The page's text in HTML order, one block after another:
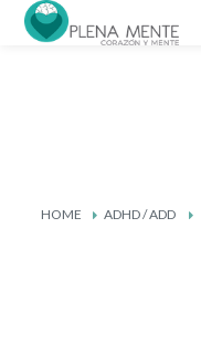
HOME ADHD / ADD